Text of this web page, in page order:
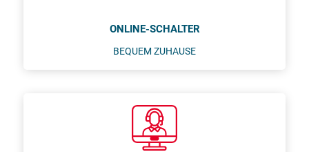
ONLINE-SCHALTER
BEQUEM ZUHAUSE